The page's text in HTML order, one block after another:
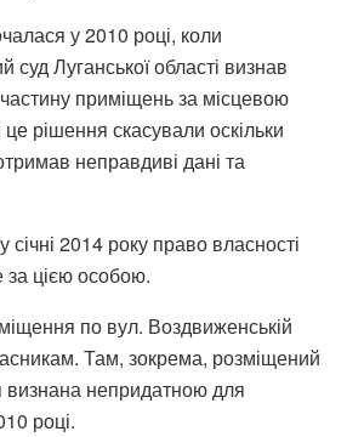
у 2010 році, коли
суд Луганської області визнав
приміщень за місцевою
рішення скасували оскільки
неправдиві дані та
2014 року право власності
за цією особою.
по вул. Воздвиженській
Там, зокрема, розміщений
визнана непридатною для
році.